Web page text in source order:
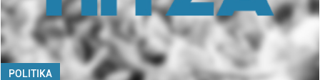
POLITIKA